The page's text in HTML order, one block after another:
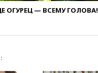
ОГУРЕЦ — ВСЕМУ ГОЛОВА!